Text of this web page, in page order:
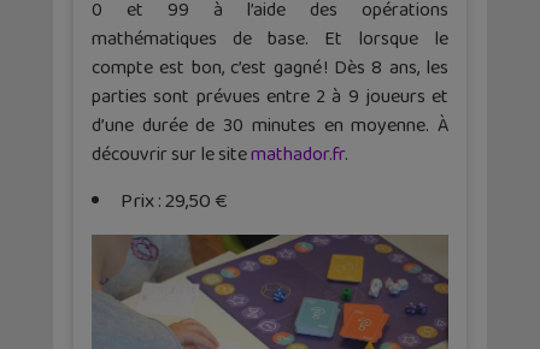
0 et 99 à l’aide des opérations
mathématiques de base. Et lorsque le
compte est bon, c’est gagné ! Dès 8 ans, les
parties sont prévues entre 2 à 9 joueurs et
d’une durée de 30 minutes en moyenne. À
découvrir sur le sitemathador.fr.
Prix : 29,50 €